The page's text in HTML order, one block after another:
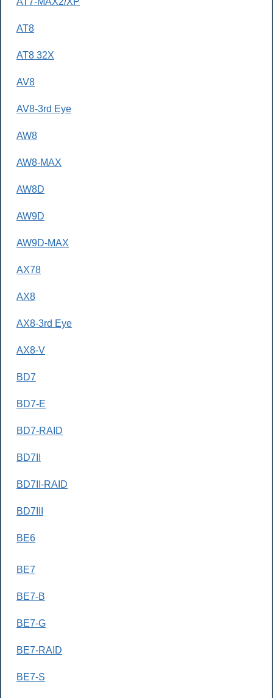
AT8
AT8 32X
AV8
AV8-3rd Eye
AW8
AW8-MAX
AW8D
AW9D
AW9D-MAX
AX78
AX8
AX8-3rd Eye
AX8-V
BD7
BD7-E
BD7-RAID
BD7II
BD7II-RAID
BD7III
BE6
BE7
BE7-B
BE7-G
BE7-RAID
BE7-S